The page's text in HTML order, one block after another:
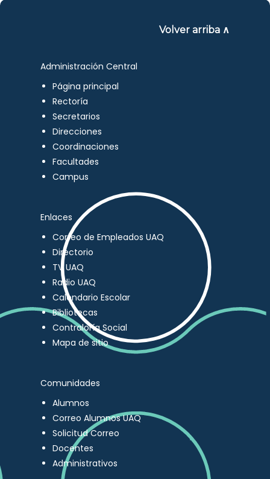
Volver arriba ∧
Administración Central
Página principal
Rectoría
Secretarios
Direcciones
Coordinaciones
Facultades
Campus
Enlaces
Correo de Empleados UAQ
Directorio
TV UAQ
Radio UAQ
Calendario Escolar
Bibliotecas
Contraloría Social
Mapa de sitio
Comunidades
Alumnos
Correo Alumnos UAQ
Solicitud Correo
Docentes
Administrativos